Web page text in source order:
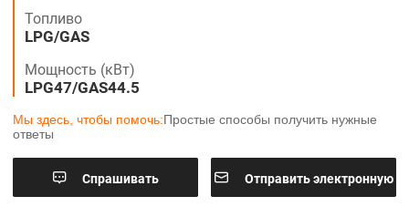
Топливо
LPG/GAS
Мощность (кВт)
LPG47/GAS44.5
Мы здесь, чтобы помочь:Простые способы получить нужные
ответы
 Cпрашивать  Отправить электронную